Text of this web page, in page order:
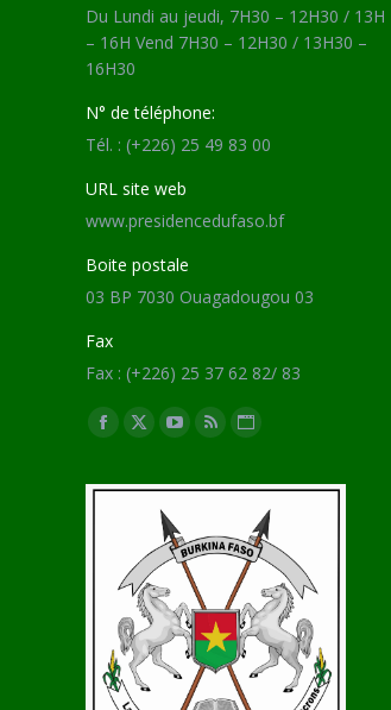
Du Lundi au jeudi, 7H30 – 12H30 / 13H
– 16H Vend 7H30 – 12H30 / 13H30 –
16H30
N° de téléphone:
Tél. : (+226) 25 49 83 00
URL site web
www.presidencedufaso.bf
Boite postale
03 BP 7030 Ouagadougou 03
Fax
Fax : (+226) 25 37 62 82/ 83
Trouvez nous sur :
Facebook
opens
window
X
opens
new
window
YouTube
opens
in
new
window
RSS
opens
new
window
Site
page
opens
in
new
window